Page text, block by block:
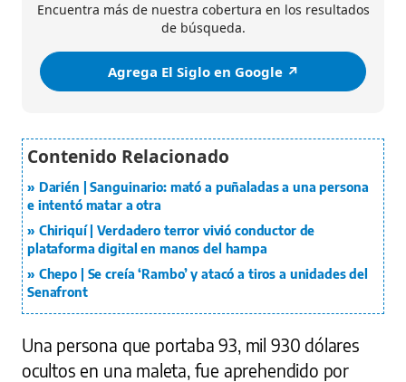
Encuentra más de nuestra cobertura en los resultados
de búsqueda.
Agrega El Siglo en Google ↗️
Darién | Sanguinario: mató a puñaladas a una persona
e intentó matar a otra
Chiriquí | Verdadero terror vivió conductor de
plataforma digital en manos del hampa
Chepo | Se creía ‘Rambo’ y atacó a tiros a unidades del
Senafront
Una persona que portaba 93, mil 930 dólares
ocultos en una maleta, fue aprehendido por